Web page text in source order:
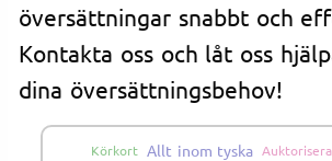
översättningar snabbt och
Kontakta oss och låt oss
dina översättningsbehov!
Körkort Allt inom tyska